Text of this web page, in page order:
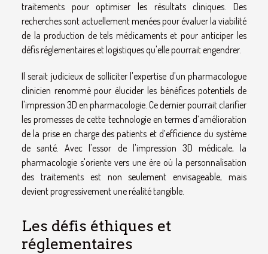
traitements pour optimiser les résultats cliniques. Des
recherches sont actuellement menées pour évaluer la viabilité
de la production de tels médicaments et pour anticiper les
défis réglementaires et logistiques qu'elle pourrait engendrer.
Il serait judicieux de solliciter l'expertise d'un pharmacologue
clinicien renommé pour élucider les bénéfices potentiels de
l'impression 3D en pharmacologie. Ce dernier pourrait clarifier
les promesses de cette technologie en termes d’amélioration
de la prise en charge des patients et d’efficience du système
de santé. Avec l'essor de l'impression 3D médicale, la
pharmacologie s'oriente vers une ère où la personnalisation
des traitements est non seulement envisageable, mais
devient progressivement une réalité tangible.
Les défis éthiques et
réglementaires